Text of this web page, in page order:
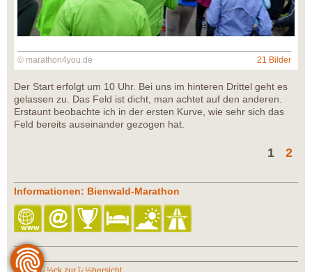
© marathon4you.de 21 Bilder
Der Start erfolgt um 10 Uhr. Bei uns im hinteren Drittel geht es
gelassen zu. Das Feld ist dicht, man achtet auf den anderen.
Erstaunt beobachte ich in der ersten Kurve, wie sehr sich das
Feld bereits auseinander gezogen hat.
1 2
Informationen: Bienwald-Marathon